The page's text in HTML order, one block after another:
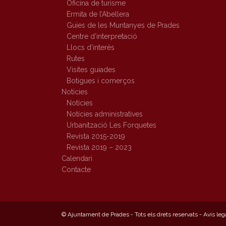
Oficina de turisme
Ermita de l’Abellera
Guies de les Muntanyes de Prades
Centre d’interpretació
Llocs d’interès
Rutes
Visites guiades
Botigues i comerços
Notícies
Notícies
Notícies administratives
Urbanització Les Forquetes
Revista 2015-2019
Revista 2019 – 2023
Calendari
Contacte
© Ajuntament de Prades - Tots els drets reservats - Avís